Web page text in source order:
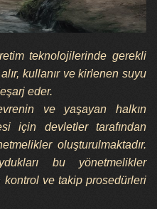
teknolojilerinde gerekli
kullanır ve kirlenen suyu
eder.
ve yaşayan halkın
için devletler tarafından
oluşturulmaktadır.
bu yönetmelikler
ve takip prosedürleri